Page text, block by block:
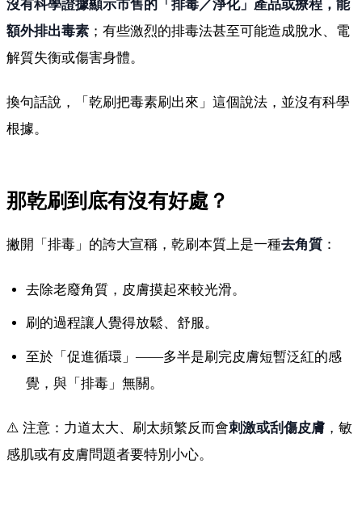
沒有科學證據顯示市售的「排毒／淨化」產品或療程，能
額外排出毒素 ；有些激烈的排毒法甚至可能造成脫水、電
解質失衡或傷害身體。
換句話說，「乾刷把毒素刷出來」這個說法，並沒有科學
根據。
那乾刷到底有沒有好處？
撇開「排毒」的誇大宣稱，乾刷本質上是一種去角質 ：
去除老廢角質，皮膚摸起來較光滑。
刷的過程讓人覺得放鬆、舒服。
至於「促進循環」——多半是刷完皮膚短暫泛紅的感
覺，與「排毒」無關。
⚠️ 注意：力道太大、刷太頻繁反而會刺激或刮傷皮膚 ，敏
感肌或有皮膚問題者要特別小心。